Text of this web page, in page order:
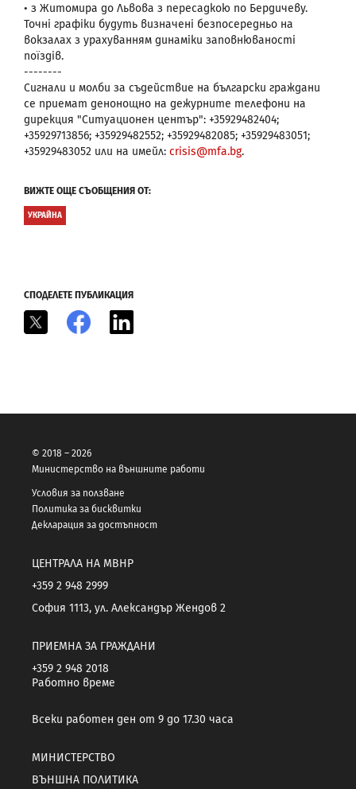
• з Житомира до Львова з пересадкою по Бердичеву.
Точні графіки будуть визначені безпосередньо на
вокзалах з урахуванням динаміки заповнюваності
поїздів.
--------
Сигнали и молби за съдействие на български граждани
се приемат денонощно на дежурните телефони на
дирекция "Ситуационен център": +35929482404;
+35929713856; +35929482552; +35929482085; +35929483051;
+35929483052 или на имейл: crisis@mfa.bg.
ВИЖТЕ ОЩЕ СЪОБЩЕНИЯ ОТ:
УКРАЙНА
СПОДЕЛЕТЕ ПУБЛИКАЦИЯ
Facebook
© 2018 – 2026
Министерство на външните работи
Условия за ползване
Политика за бисквитки
Декларация за достъпност
ЦЕНТРАЛА НА МВНР
+359 2 948 2999
София 1113, ул. Александър Жендов 2
ПРИЕМНА ЗА ГРАЖДАНИ
+359 2 948 2018
Работно време
Всеки работен ден от 9 до 17.30 часа
МИНИСТЕРСТВО
ВЪНШНА ПОЛИТИКА